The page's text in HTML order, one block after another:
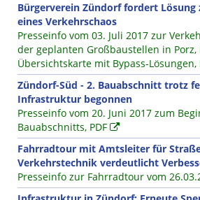
Bürgerverein Zündorf fordert Lösung
eines Verkehrschaos
Presseinfo vom 03. Juli 2017 zur
der geplanten Großbaustellen in Porz,
Übersichtskarte mit Bypass-Lösungen,
Zündorf-Süd - 2. Bauabschnitt trotz
Infrastruktur begonnen
Presseinfo vom 20. Juni 2017 zum
Bauabschnitts, PDF
Fahrradtour mit Amtsleiter für
Verkehrstechnik verdeutlicht
Presseinfo zur Fahrradtour vom